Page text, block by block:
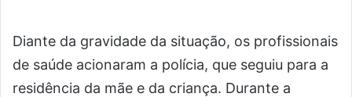
Diante da gravidade da situação, os profissionais
de saúde acionaram a polícia, que seguiu para a
residência da mãe e da criança. Durante a